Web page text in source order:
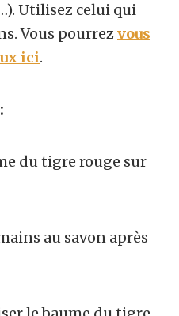
Utilisez celui qui
Vous pourrezvous
ici.
du tigre rouge sur
au savon après